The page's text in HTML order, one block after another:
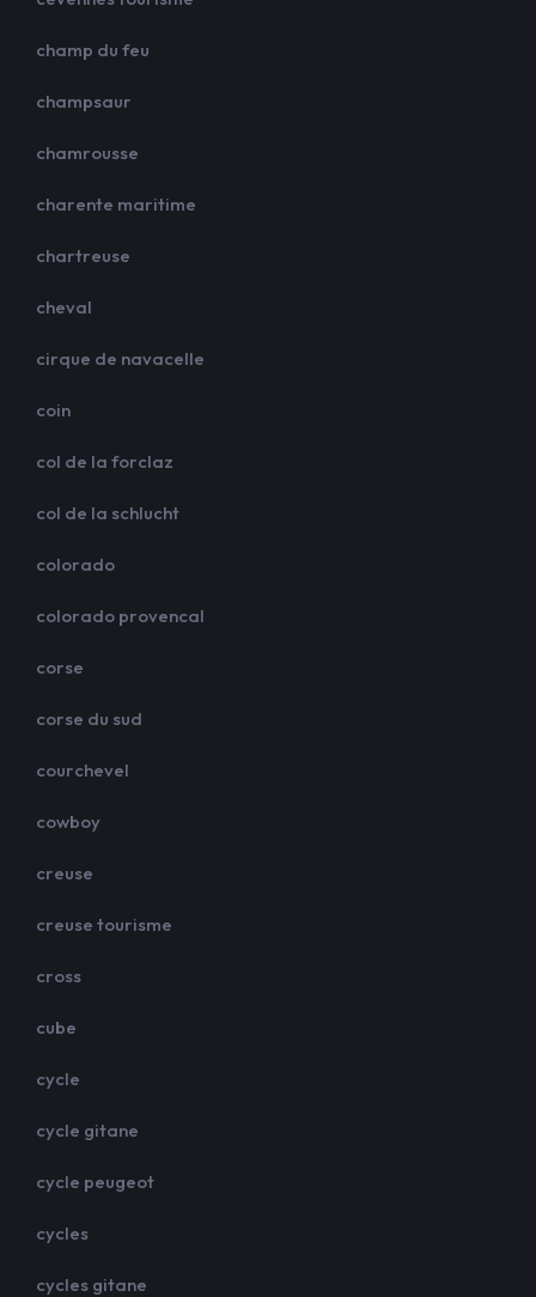
champ du feu
champsaur
chamrousse
charente maritime
chartreuse
cheval
cirque de navacelle
coin
col de la forclaz
col de la schlucht
colorado
colorado provencal
corse
corse du sud
courchevel
cowboy
creuse
creuse tourisme
cross
cube
cycle
cycle gitane
cycle peugeot
cycles
cycles gitane